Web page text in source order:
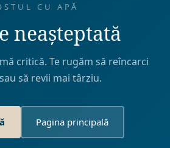
CU APĂ
neașteptată
critică. Te rugăm să reîncarci
să revii mai târziu.
Pagina principală